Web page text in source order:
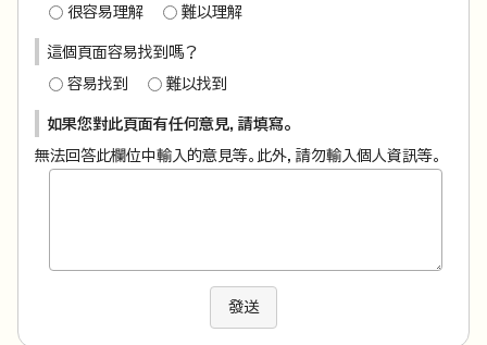
很容易理解 難以理解
這個頁面容易找到嗎？
容易找到 難以找到
如果您對此頁面有任何意見，請填寫。
無法回答此欄位中輸入的意見等。此外，請勿輸入個人資訊等。
發送